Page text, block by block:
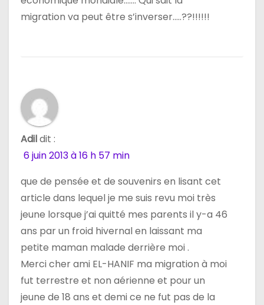
migration va peut être s’inverser…..??!!!!!!
Adildit :
6 juin 2013 à 16 h 57 min
que de pensée et de souvenirs en lisant cet
article dans lequel je me suis revu moi très
jeune lorsque j’ai quitté mes parents il y-a 46
ans par un froid hivernal en laissant ma
petite maman malade derrière moi .
Merci cher ami EL-HANIF ma migration à moi
fut terrestre et non aérienne et pour un
jeune de 18 ans et demi ce ne fut pas de la